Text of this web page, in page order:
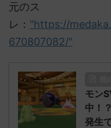
元のス
レ： "https://
670807082/"
モン
中！
発生